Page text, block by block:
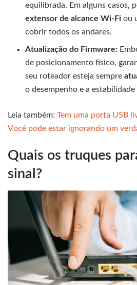
equilibrada. Em alguns casos,
extensor de alcance Wi-Fi ou
cobrir todos os andares.
Atualização do Firmware:
de posicionamento físico,
seu roteador esteja sempre
o desempenho e a estabilidade
Leia também: Tem uma porta USB
Você pode estar ignorando um
Quais os truques
sinal?